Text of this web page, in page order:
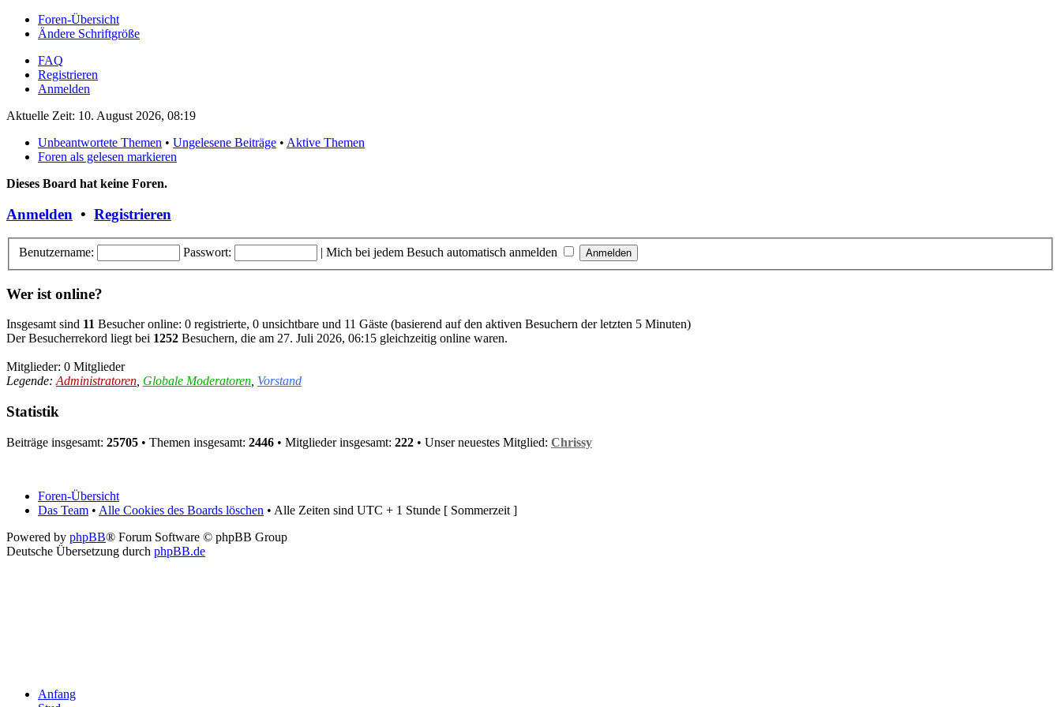
Foren-Übersicht
Ändere Schriftgröße
FAQ
Registrieren
Anmelden
Aktuelle Zeit: 10. August 2026, 08:19
Unbeantwortete Themen • Ungelesene Beiträge • Aktive Themen
Foren als gelesen markieren
Dieses Board hat keine Foren.
Anmelden • Registrieren
Benutzername: Passwort: | Mich bei jedem Besuch automatisch anmelden
Wer ist online?
Insgesamt sind 11 Besucher online: 0 registrierte, 0 unsichtbare und 11 Gäste (basierend auf den aktiven Besuchern der letzten 5 Minuten)
Der Besucherrekord liegt bei 1252 Besuchern, die am 27. Juli 2026, 06:15 gleichzeitig online waren.
Mitglieder: 0 Mitglieder
Legende:Administratoren, Globale Moderatoren, Vorstand
Statistik
Beiträge insgesamt: 25705 • Themen insgesamt: 2446 • Mitglieder insgesamt: 222 • Unser neuestes Mitglied: Chrissy
Foren-Übersicht
Das Team • Alle Cookies des Boards löschen • Alle Zeiten sind UTC + 1 Stunde [ Sommerzeit ]
Powered by phpBB® Forum Software © phpBB Group
Deutsche Übersetzung durch phpBB.de
Forum (aktuelle Seite)